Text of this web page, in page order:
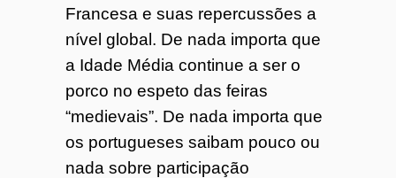
Francesa e suas repercussões a
nível global. De nada importa que
a Idade Média continue a ser o
porco no espeto das feiras
“medievais”. De nada importa que
os portugueses saibam pouco ou
nada sobre participação